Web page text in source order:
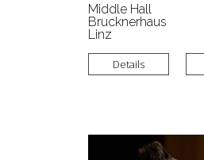
Middle Hall
Brucknerhaus
Linz
Details